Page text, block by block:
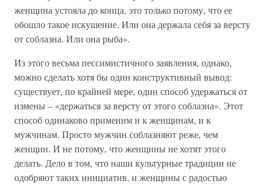
женщина устояла до конца, это только потому, что ее
обошло такое искушение. Или она держала себя за версту
от соблазна. Или она рыба».
Из этого весьма пессимистичного заявления, однако,
можно сделать хотя бы один конструктивный вывод:
существует, по крайней мере, один способ удержаться от
измены – «держаться за версту от этого соблазна». Этот
способ одинаково применим и к женщинам, и к
мужчинам. Просто мужчин соблазняют реже, чем
женщин. И не потому, что женщины не хотят этого
делать. Дело в том, что наши культурные традиции не
одобряют таких инициатив, и женщины с радостью